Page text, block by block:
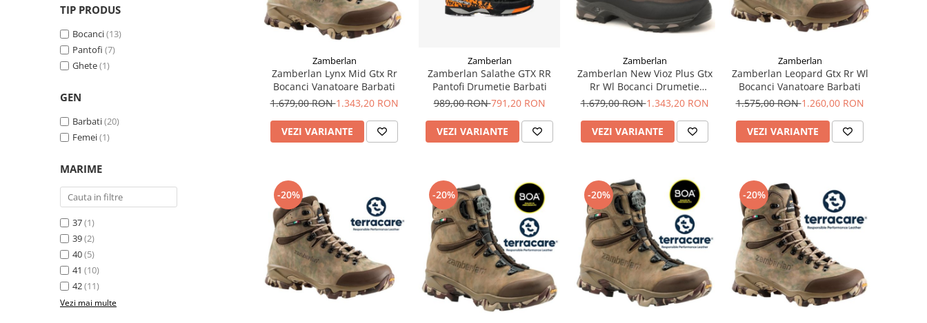
Tricouri & Maiouri
Incaltaminte drumetie
Bocanci alpinism
Pantofi drumetie
Intretinere echipamente
Saltele & Accesorii
TIP PRODUS
Bocanci(13)
Pantofi (7)
Ghete(1)
GEN
Barbati(20)
Femei(1)
MARIME
37(1)
39(2)
40(5)
41 (10)
42(11)
Vezi mai multe
Zamberlan
Zamberlan Lynx Mid Gtx Rr
Bocanci Vanatoare Barbati
1.679,00 RON1.343,20 RON
VEZI VARIANTE
Zamberlan
Zamberlan Salathe GTX RR
Pantofi Drumetie Barbati
989,00 RON791,20 RON
VEZI VARIANTE
Zamberlan
Zamberlan New Vioz Plus Gtx
Rr Wl Bocanci Drumetie
Barbati
1.679,00 RON1.343,20 RON
VEZI VARIANTE
Zamberlan
Zamberlan Leopard Gtx Rr Wl
Bocanci Vanatoare Barbati
1.575,00 RON1.260,00 RON
VEZI VARIANTE
-20% -20% -20% -20%